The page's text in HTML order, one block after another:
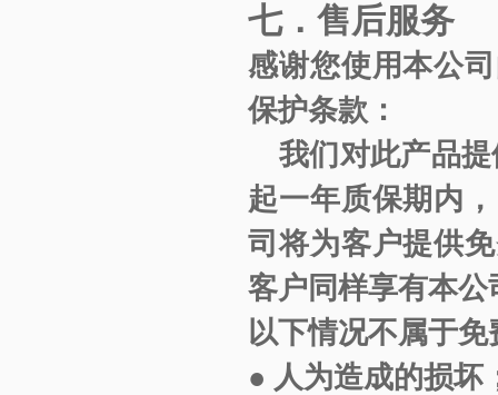
七．售后服务
感谢您使用本公
保护条款：
我们对此产品
起一年质保期内
司将为客户提供
客户同样享有本
以下情况不属于
● 人为造成的损坏